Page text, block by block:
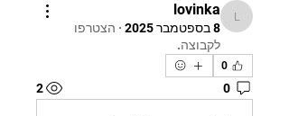
lovinka
lovinka
8 בספטמבר 2025 · הצטרפו
לקבוצה.
0
0
2